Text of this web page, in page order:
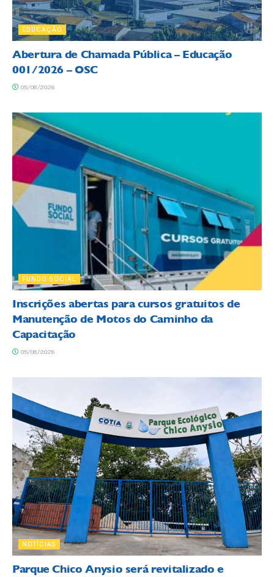
EDUCAÇÃO
Abertura de Chamada Pública – Educação
001/2026 – OSC
05/08/2026
FUNDO SOCIAL
Inscrições abertas para cursos gratuitos de
Manutenção de Motos do Caminho da
Capacitação
05/08/2026
NOTÍCIAS
Parque Chico Anysio será revitalizado e